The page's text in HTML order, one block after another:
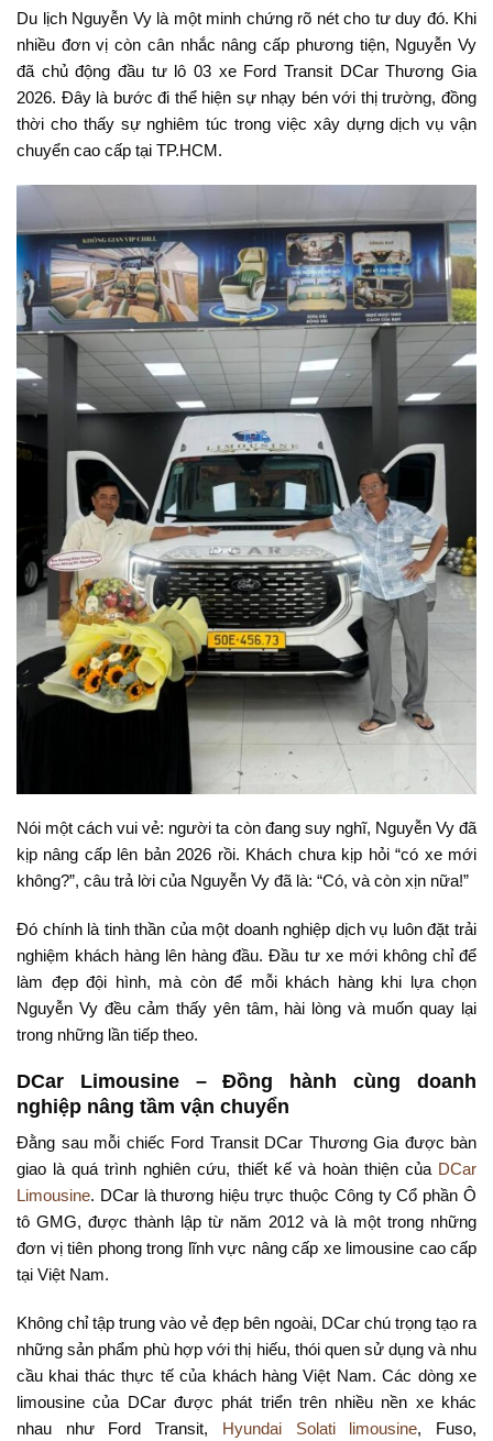
Du lịch Nguyễn Vy là một minh chứng rõ nét cho tư duy đó. Khi
nhiều đơn vị còn cân nhắc nâng cấp phương tiện, Nguyễn Vy
đã chủ động đầu tư lô 03 xe Ford Transit DCar Thương Gia
2026. Đây là bước đi thể hiện sự nhạy bén với thị trường, đồng
thời cho thấy sự nghiêm túc trong việc xây dựng dịch vụ vận
chuyển cao cấp tại TP.HCM.
Nói một cách vui vẻ: người ta còn đang suy nghĩ, Nguyễn Vy đã
kịp nâng cấp lên bản 2026 rồi. Khách chưa kịp hỏi “có xe mới
không?”, câu trả lời của Nguyễn Vy đã là: “Có, và còn xịn nữa!”
Đó chính là tinh thần của một doanh nghiệp dịch vụ luôn đặt trải
nghiệm khách hàng lên hàng đầu. Đầu tư xe mới không chỉ để
làm đẹp đội hình, mà còn để mỗi khách hàng khi lựa chọn
Nguyễn Vy đều cảm thấy yên tâm, hài lòng và muốn quay lại
trong những lần tiếp theo.
DCar Limousine – Đồng hành cùng doanh
nghiệp nâng tầm vận chuyển
Đằng sau mỗi chiếc Ford Transit DCar Thương Gia được bàn
giao là quá trình nghiên cứu, thiết kế và hoàn thiện củaDCar
Limousine. DCar là thương hiệu trực thuộc Công ty Cổ phần Ô
tô GMG, được thành lập từ năm 2012 và là một trong những
đơn vị tiên phong trong lĩnh vực nâng cấp xe limousine cao cấp
tại Việt Nam.
Không chỉ tập trung vào vẻ đẹp bên ngoài, DCar chú trọng tạo ra
những sản phẩm phù hợp với thị hiếu, thói quen sử dụng và nhu
cầu khai thác thực tế của khách hàng Việt Nam. Các dòng xe
limousine của DCar được phát triển trên nhiều nền xe khác
nhau như Ford Transit, Hyundai Solati limousine, Fuso,